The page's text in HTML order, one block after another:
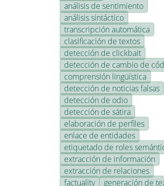
análisis de sentimiento
análisis sintáctico
transcripción automática
clasificación de textos
detección de clickbait
detección de cambio de
comprensión lingüística
detección de noticias falsas
detección de odio
detección de sátira
elaboración de perfiles
enlace de entidades
etiquetado de roles
extracción de información
extracción de relaciones
factuality
generación de